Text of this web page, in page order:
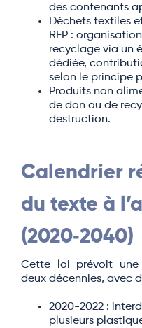
des contenants
Déchets textiles
REP :
recyclage via un
dédiée,
selon le principe
Produits non
de don ou de
destruction.
Calendrier
du texte à
(2020‑2040)
Cette loi prévoit une
deux décennies, avec
2020-2022 :
plusieurs